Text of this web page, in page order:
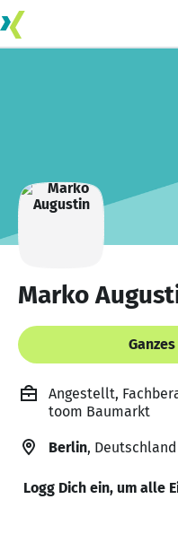
Marko
Angestellt,
toom Baumarkt
Berlin, Deutschland
Logg Dich ein, um alle